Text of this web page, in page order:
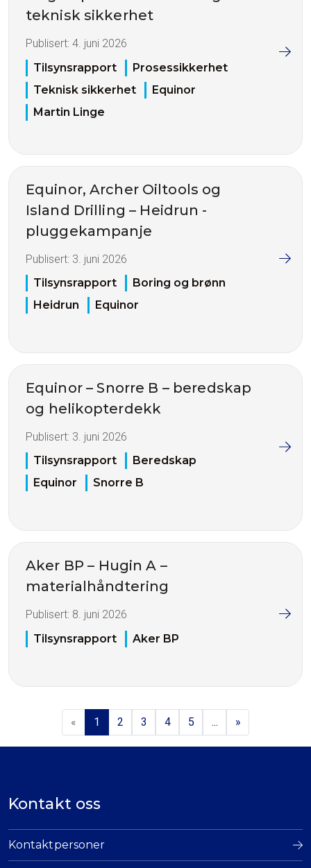
teknisk sikkerhet
Publisert: 4. juni 2026
Tilsynsrapport
Prosessikkerhet
Teknisk sikkerhet
Equinor
Martin Linge
Equinor, Archer Oiltools og
Island Drilling – Heidrun -
pluggekampanje
Publisert: 3. juni 2026
Tilsynsrapport
Boring og brønn
Heidrun
Equinor
Equinor – Snorre B – beredskap
og helikopterdekk
Publisert: 3. juni 2026
Tilsynsrapport
Beredskap
Equinor
Snorre B
Aker BP – Hugin A –
materialhåndtering
Publisert: 8. juni 2026
Tilsynsrapport
Aker BP
« 1 2 3 4 5 ... »
Kontakt oss
Kontaktpersoner